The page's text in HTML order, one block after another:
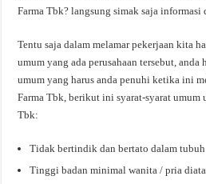
Farma Tbk? langsung simak saja informasi
Tentu saja dalam melamar pekerjaan kita
umum yang ada perusahaan tersebut, anda
umum yang harus anda penuhi ketika ini
Farma Tbk, berikut ini syarat-syarat umum
Tbk:
Tidak bertindik dan bertato dalam tubuh
Tinggi badan minimal wanita / pria